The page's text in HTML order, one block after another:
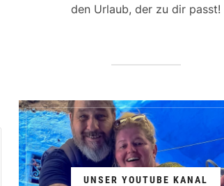
den Urlaub, der zu dir passt!
UNSER YOUTUBE KANAL